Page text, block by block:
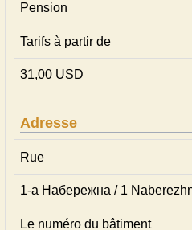
Pension
Tarifs à partir de
31,00 USD
Adresse
Rue
1-а Набережна / 1
Le numéro du bâtiment